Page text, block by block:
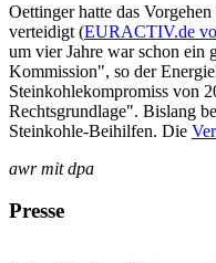
Oettinger hatte das
verteidigt (EURACTIV.de
um vier Jahre war schon ein
Kommission", so der
Steinkohlekompromiss von
Rechtsgrundlage". Bislang
Steinkohle-Beihilfen. Die
awr mit dpa
Presse